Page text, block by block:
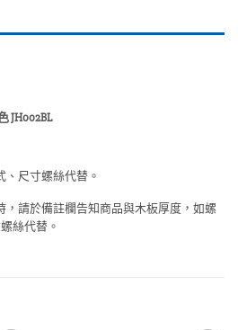
JH002BL
尺寸螺絲代替。
，請於備註欄告知商品與木板厚度，如螺
絲代替。